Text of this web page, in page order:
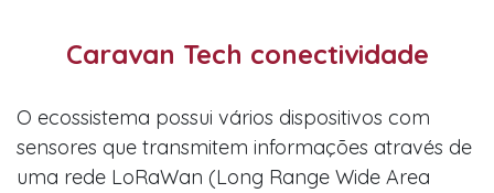
Caravan Tech conectividade
O ecossistema possui vários dispositivos com
sensores que transmitem informações através de
uma rede LoRaWan (Long Range Wide Area